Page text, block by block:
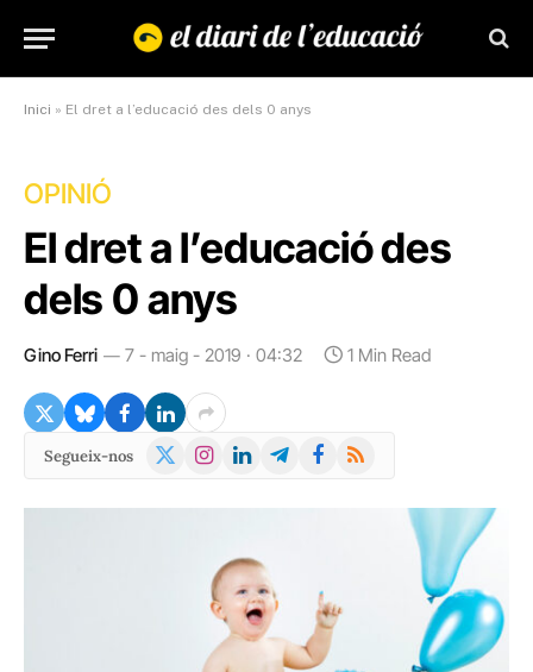
Inici » El dret a l’educació des dels 0 anys
OPINIÓ
El dret a l’educació des
dels 0 anys
Gino Ferri 7 - maig - 2019 · 04:32 1 Min Read
Segueix-nos
X
Instagram
LinkedInTelegramFacebook
RSS